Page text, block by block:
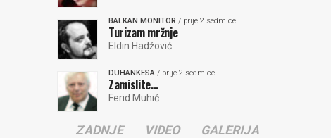
BALKAN MONITOR / prije 2 sedmice
Turizam mržnje
Eldin Hadžović
DUHANKESA / prije 2 sedmice
Zamislite…
Ferid Muhić
ZADNJE VIDEO GALERIJA